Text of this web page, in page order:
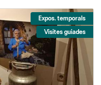
Expos. temporals
Visites guiades